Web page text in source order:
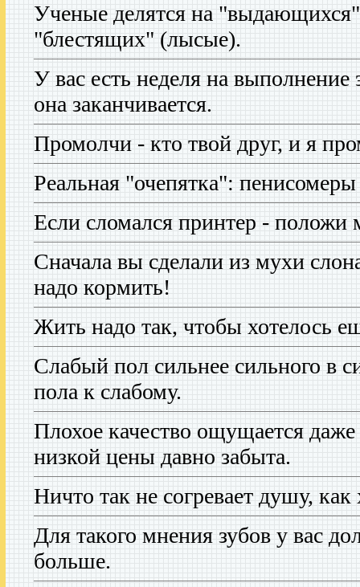
Ученые делятся на
"блестящих" (лысые).
У вас есть неделя на выполнение
она заканчивается.
Промолчи - кто твой друг, и я
Реальная "очепятка":
Если сломался принтер - положи
Сначала вы сделали из мухи
надо кормить!
Жить надо так, чтобы хотелось
Слабый пол сильнее сильного в
пола к слабому.
Плохое качество ощущается даже
низкой цены давно забыта.
Ничто так не согревает душу,
Для такого мнения зубов у вас
больше.